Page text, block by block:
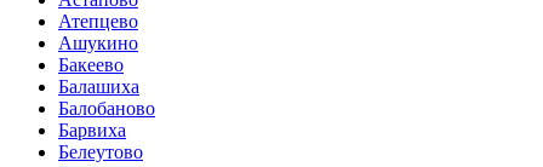
Атепцево
Ашукино
Бакеево
Балашиха
Балобаново
Барвиха
Белеутово